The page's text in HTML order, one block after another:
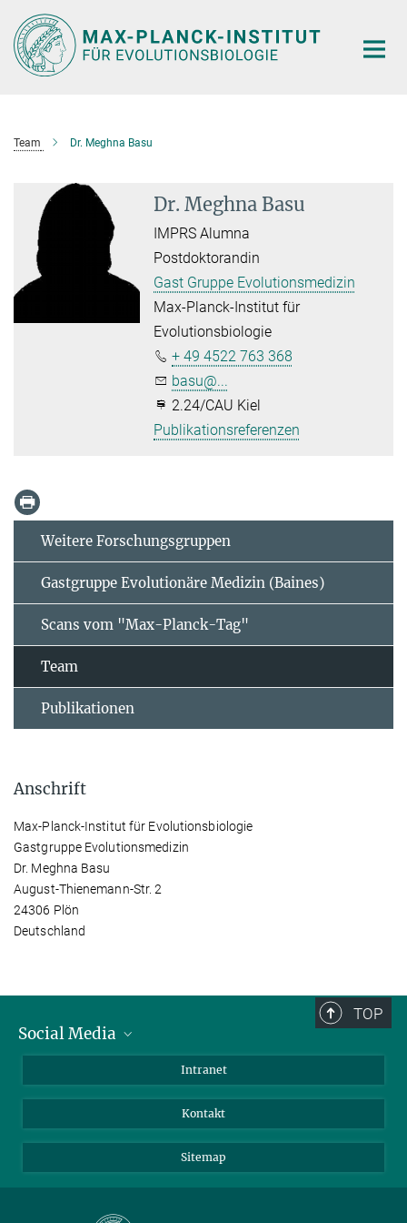
Hauptinhalt
Team Dr. Meghna Basu
Dr. Meghna Basu
IMPRS Alumna
Postdoktorandin
Gast Gruppe Evolutionsmedizin
Max-Planck-Institut für
Evolutionsbiologie
+ 49 4522 763 368
basu@...
2.24/CAU Kiel
Publikationsreferenzen
Weitere Forschungsgruppen
Gastgruppe Evolutionäre Medizin (Baines)
Scans vom "Max-Planck-Tag"
Team
Publikationen
Anschrift
Max-Planck-Institut für Evolutionsbiologie
Gastgruppe Evolutionsmedizin
Dr. Meghna Basu
August-Thienemann-Str. 2
24306 Plön
Deutschland
TOP
Social Media
Intranet
Kontakt
Sitemap